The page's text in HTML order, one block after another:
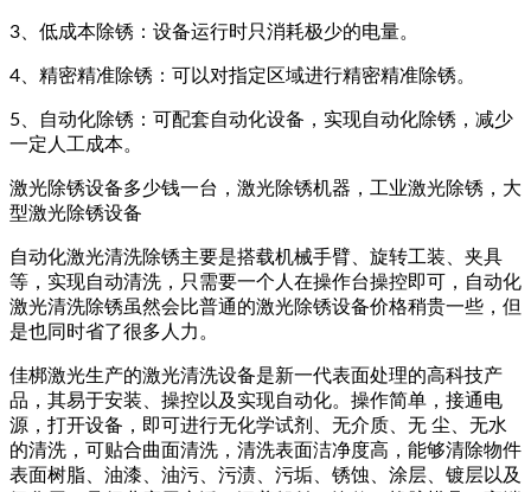
3、低成本除锈：设备运行时只消耗极少的电量。
4、精密精准除锈：可以对指定区域进行精密精准除锈。
5、自动化除锈：可配套自动化设备，实现自动化除锈，减少
一定人工成本。
激光除锈设备多少钱一台，激光除锈机器，工业激光除锈，大
型激光除锈设备
自动化激光清洗除锈主要是搭载机械手臂、旋转工装、夹具
等，实现自动清洗，只需要一个人在操作台操控即可，自动化
激光清洗除锈虽然会比普通的激光除锈设备价格稍贵一些，但
是也同时省了很多人力。
佳梆激光生产的激光清洗设备是新一代表面处理的高科技产
品，其易于安装、操控以及实现自动化。操作简单，接通电
源，打开设备，即可进行无化学试剂、无介质、无 尘、无水
的清洗，可贴合曲面清洗，清洗表面洁净度高，能够清除物件
表面树脂、油漆、油污、污渍、污垢、锈蚀、涂层、镀层以及